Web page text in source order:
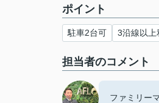
ポイント
駐車2台可 3沿線以上
担当者のコメント
ファミリー